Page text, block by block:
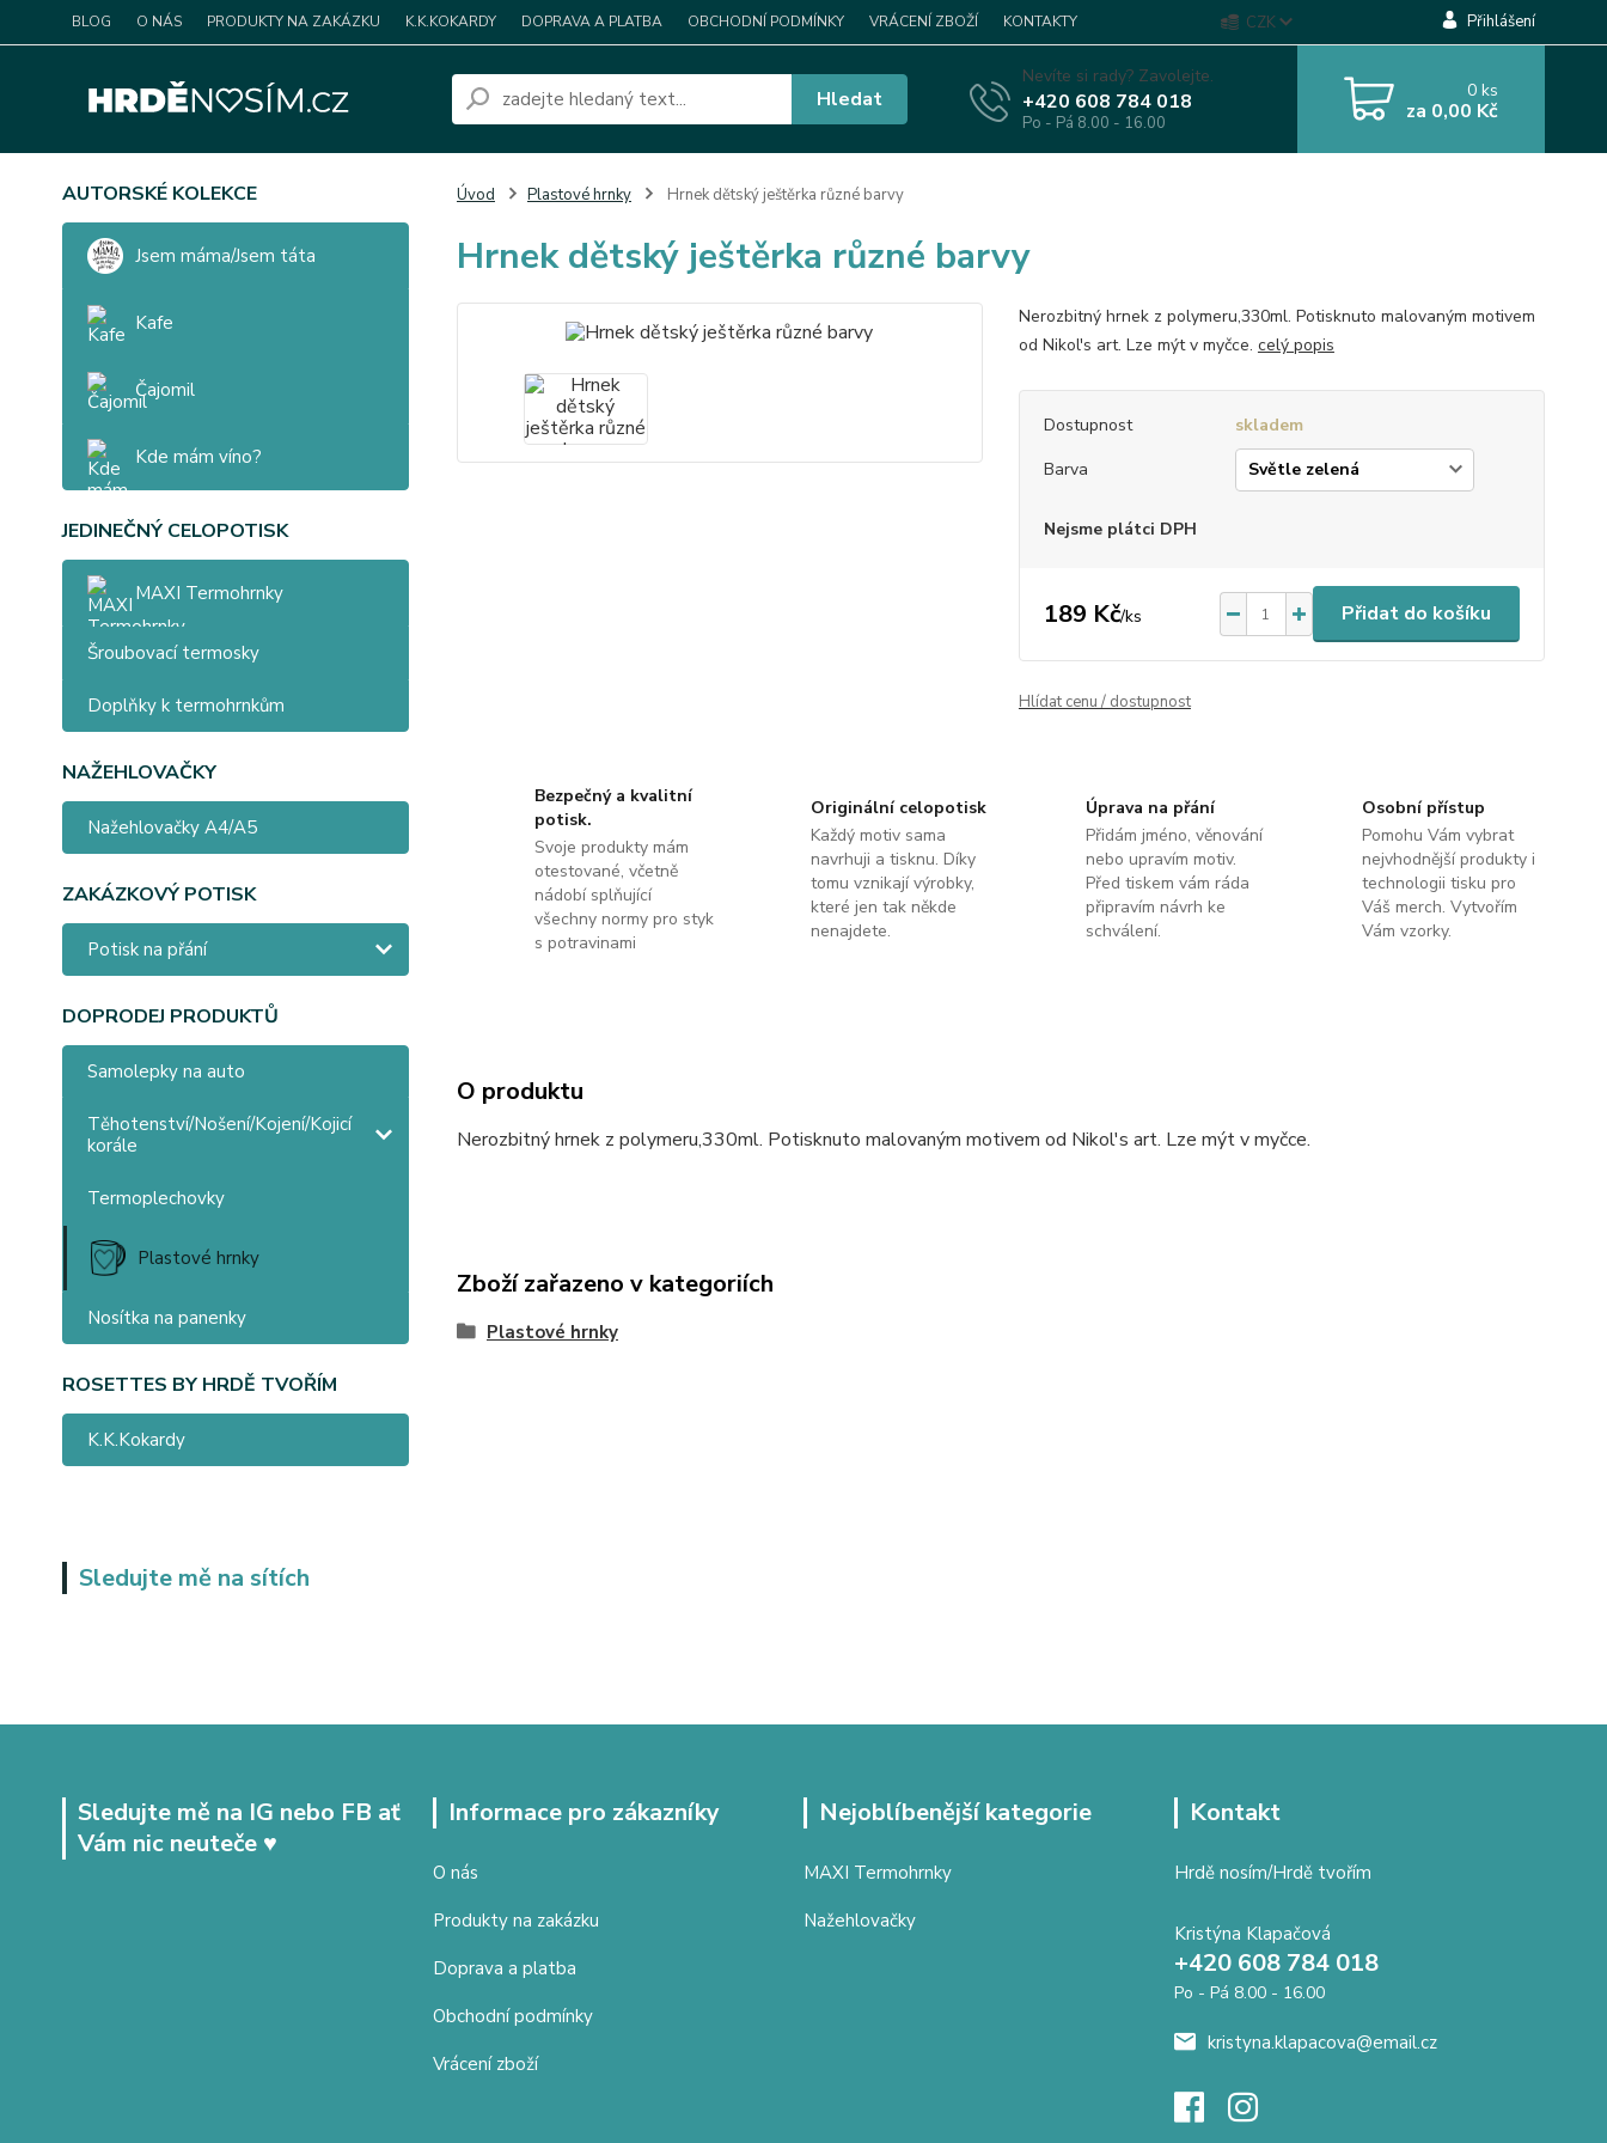
BLOG O NÁS PRODUKTY NA ZAKÁZKU K.K.KOKARDY DOPRAVA A PLATBA OBCHODNÍ PODMÍNKY VRÁCENÍ ZBOŽÍ KONTAKTY CZK Přihlášení
Hledat
Nevíte si rady? Zavolejte.
+420 608 784 018
Po - Pá 8.00 - 16.00
0ks
za 0,00 Kč
AUTORSKÉ KOLEKCE
Jsem máma/Jsem táta
Kafe
Čajomil
Kde mám víno?
JEDINEČNÝ CELOPOTISK
MAXI Termohrnky
Šroubovací termosky
Doplňky k termohrnkům
NAŽEHLOVAČKY
Nažehlovačky A4/A5
ZAKÁZKOVÝ POTISK
Potisk na přání
DOPRODEJ PRODUKTŮ
Samolepky na auto
Těhotenství/Nošení/Kojení/Kojicí
korále
Termoplechovky
Plastové hrnky
Nosítka na panenky
ROSETTES BY HRDĚ TVOŘÍM
K.K.Kokardy
Sledujte mě na sítích
Úvod Plastové hrnky Hrnek dětský ještěrka různé barvy
Hrnek dětský ještěrka různé barvy
Nerozbitný hrnek z polymeru,330ml. Potisknuto malovaným motivem
od Nikol's art. Lze mýt v myčce. celý popis
Dostupnost
skladem
Barva
Nejsme plátci DPH
189 Kč/ks Přidat do košíku
Hlídat cenu / dostupnost
Bezpečný a kvalitní
potisk.
Svoje produkty mám
otestované, včetně
nádobí splňující
všechny normy pro styk
s potravinami
Originální celopotisk
Každý motiv sama
navrhuji a tisknu. Díky
tomu vznikají výrobky,
které jen tak někde
nenajdete.
Úprava na přání
Přidám jméno, věnování
nebo upravím motiv.
Před tiskem vám ráda
připravím návrh ke
schválení.
Osobní přístup
Pomohu Vám vybrat
nejvhodnější produkty i
technologii tisku pro
Váš merch. Vytvořím
Vám vzorky.
O produktu
Nerozbitný hrnek z polymeru,330ml. Potisknuto malovaným motivem od Nikol's art. Lze mýt v myčce.
Zboží zařazeno v kategoriích
Plastové hrnky
Sledujte mě na IG nebo FB ať
Vám nic neuteče ♥
Informace pro zákazníky
O nás
Produkty na zakázku
Doprava a platba
Obchodní podmínky
Vrácení zboží
Nejoblíbenější kategorie
MAXI Termohrnky
Nažehlovačky
Kontakt
Hrdě nosím/Hrdě tvořím
Kristýna Klapačová
+420 608 784 018
Po - Pá 8.00 - 16.00
kristyna.klapacova@email.cz